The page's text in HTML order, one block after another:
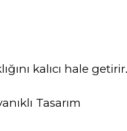
kalıcı hale getirir.
Tasarım